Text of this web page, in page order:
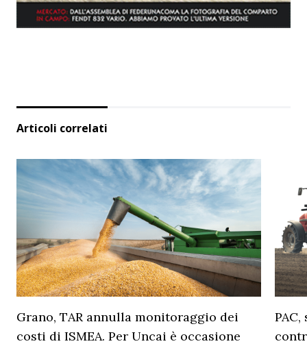
Articoli correlati
Grano, TAR annulla monitoraggio dei
costi di ISMEA. Per Uncai è occasione